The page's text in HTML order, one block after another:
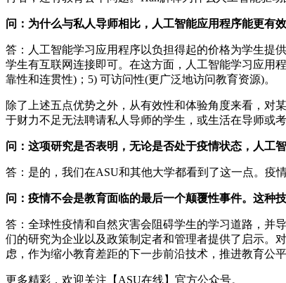
问：为什么与私人导师相比，人工智能应用程序能更有
答：人工智能学习应用程序以负担得起的价格为学生提
学生有互联网连接即可。在这方面，人工智能学习应用
靠性和连贯性)；5) 可访问性(更广泛地访问教育资源)。
除了上述五点优势之外，从有效性和体验角度来看，对
于财力不足无法聘请私人导师的学生，或生活在导师或
问：这项研究是否表明，无论是否处于疫情状态，人工
答：是的，我们在ASU和其他大学都看到了这一点。疫
问：疫情不会是教育面临的最后一个颠覆性事件。这种
答：全球性疫情和自然灾害会阻碍学生的学习道路，并
们的研究为企业以及政策制定者和管理者提供了启示。
虑，作为缩小教育差距的下一步前沿技术，推进教育公平
更多精彩，欢迎关注【ASU在线】官方公众号。